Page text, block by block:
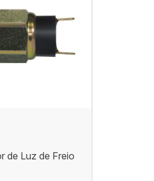
de Luz de Freio